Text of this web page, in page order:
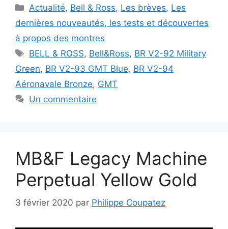
Catégories
Actualité, Bell & Ross, Les brèves, Les
dernières nouveautés, les tests et découvertes
à propos des montres
Étiquettes
BELL & ROSS, Bell&Ross, BR V2-92 Military
Green, BR V2-93 GMT Blue, BR V2-94
Aéronavale Bronze, GMT
Un commentaire
MB&F Legacy Machine
Perpetual Yellow Gold
3 février 2020 par Philippe Coupatez